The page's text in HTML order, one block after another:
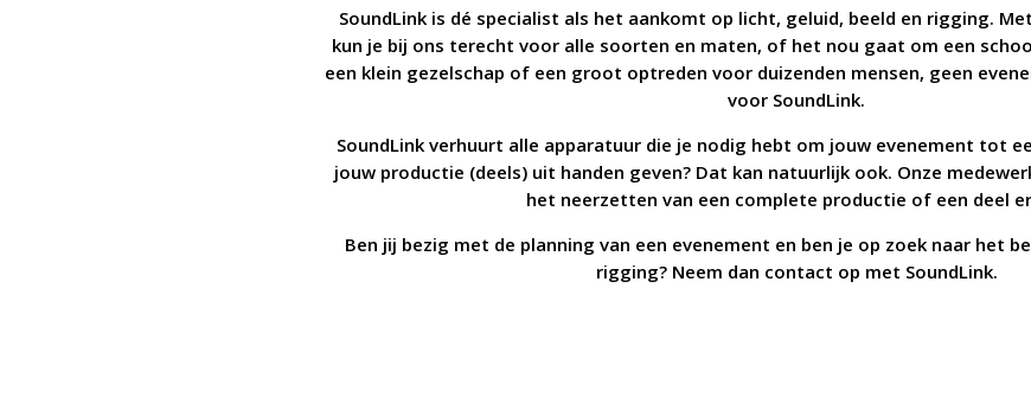
SoundLink is dé specialist als het aankomt op licht, geluid, beeld en rigging.
kun je bij ons terecht voor alle soorten en maten, of het nou gaat om een
een klein gezelschap of een groot optreden voor duizenden mensen, geen
voor SoundLink.
SoundLink verhuurt alle apparatuur die je nodig hebt om jouw evenement tot
jouw productie (deels) uit handen geven? Dat kan natuurlijk ook. Onze
het neerzetten van een complete productie of een deel
Ben jij bezig met de planning van een evenement en ben je op zoek naar het
rigging? Neem dan contact op met SoundLink.